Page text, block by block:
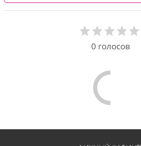
0 голосов
ЛИЧНЫЙ КАБИНЕТ
ОТСЛЕДИТЬ